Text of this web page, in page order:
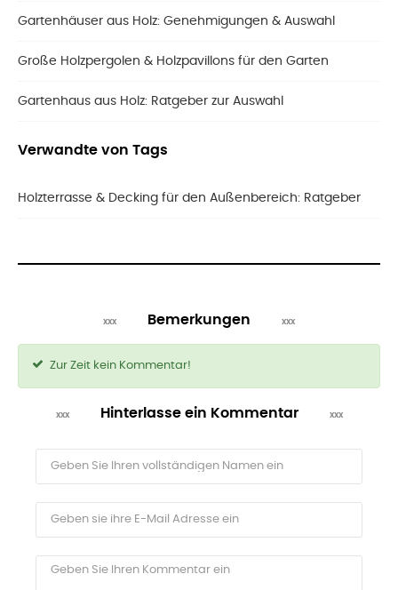
Gartenhäuser aus Holz: Genehmigungen & Auswahl
Große Holzpergolen & Holzpavillons für den Garten
Gartenhaus aus Holz: Ratgeber zur Auswahl
Verwandte von Tags
Holzterrasse & Decking für den Außenbereich: Ratgeber
Bemerkungen
Zur Zeit kein Kommentar!
Hinterlasse ein Kommentar